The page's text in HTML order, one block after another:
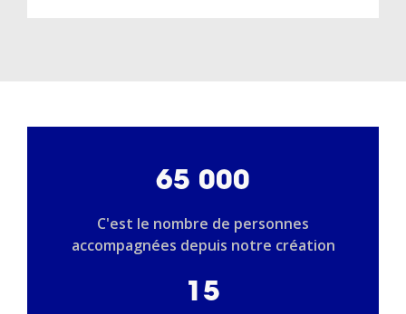
65 000
C'est le nombre de personnes
accompagnées depuis notre création
15